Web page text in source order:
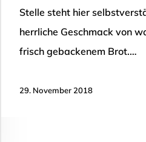
Stelle steht hier
herrliche Geschmack von
frisch gebackenem Brot.…
29. November 2018